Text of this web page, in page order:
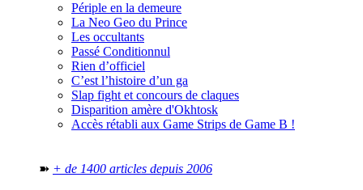
Périple en la demeure
La Neo Geo du Prince
Les occultants
Passé Conditionnul
Rien d’officiel
C’est l’histoire d’un ga
Slap fight et concours de claques
Disparition amère d'Okhtosk
Accès rétabli aux Game Strips de Game B !
➽ + de 1400 articles depuis 2006